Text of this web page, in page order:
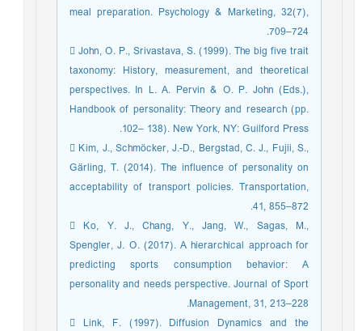
meal preparation. Psychology & Marketing, 32(7),
709–724.
 John, O. P., Srivastava, S. (1999). The big five trait
taxonomy: History, measurement, and theoretical
perspectives. In L. A. Pervin & O. P. John (Eds.),
Handbook of personality: Theory and research (pp.
102– 138). New York, NY: Guilford Press.
 Kim, J., Schmöcker, J.-D., Bergstad, C. J., Fujii, S.,
Gärling, T. (2014). The influence of personality on
acceptability of transport policies. Transportation,
41, 855–872.
 Ko, Y. J., Chang, Y., Jang, W., Sagas, M.,
Spengler, J. O. (2017). A hierarchical approach for
predicting sports consumption behavior: A
personality and needs perspective. Journal of Sport
Management, 31, 213–228.
 Link, F. (1997). Diffusion Dynamics and the